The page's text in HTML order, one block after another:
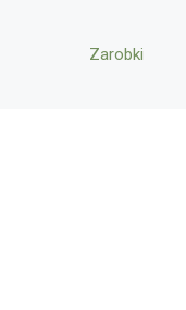
Zarobki